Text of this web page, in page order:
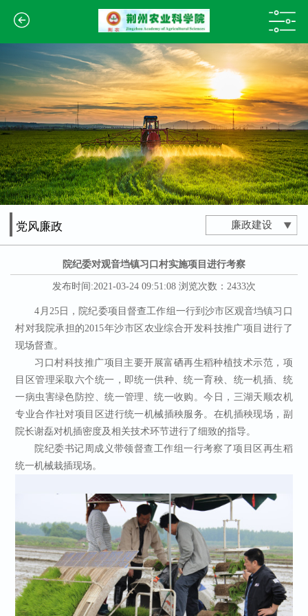
廉政建设
党风廉政
院纪委对观音垱镇习口村实施项目进行考察
发布时间:2021-03-24 09:51:08 浏览次数：2433次
4月25日，院纪委项目督查工作组一行到沙市区观音垱镇习口
村对我院承担的2015年沙市区农业综合开发科技推广项目进行了
现场督查。
习口村科技推广项目主要开展富硒再生稻种植技术示范，项
目区管理采取六个统一，即统一供种、统一育秧、统一机插、统
一病虫害绿色防控、统一管理、统一收购。今日，三湖天顺农机
专业合作社对项目区进行统一机械插秧服务。在机插秧现场，副
院长谢磊对机插密度及相关技术环节进行了细致的指导。
院纪委书记周成义带领督查工作组一行考察了项目区再生稻
统一机械栽插现场。